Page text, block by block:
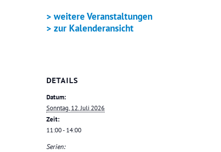
> weitere Veranstaltungen
> zur Kalenderansicht
DETAILS
Datum:
Sonntag, 12. Juli 2026
Zeit:
11:00 - 14:00
Serien: